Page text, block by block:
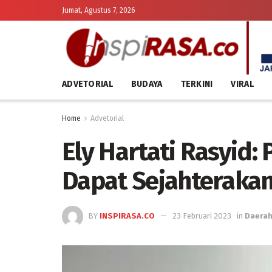
Jumat, Agustus 7, 2026
ADVETORIAL BUDAYA TERKINI VIRAL
Home Advetorial
Ely Hartati Rasyid:
Dapat
BY INSPIRASA.CO 23 Februari 2023 in Daerah